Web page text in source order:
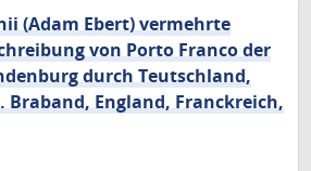
(Adam Ebert) vermehrte
von Porto Franco der
durch Teutschland,
Braband, England, Franckreich,